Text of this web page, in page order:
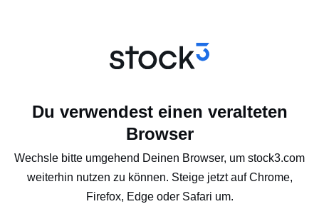
Du verwendest einen veralteten
Browser
Wechsle bitte umgehend Deinen Browser, um stock3.com
weiterhin nutzen zu können. Steige jetzt auf Chrome,
Firefox, Edge oder Safari um.